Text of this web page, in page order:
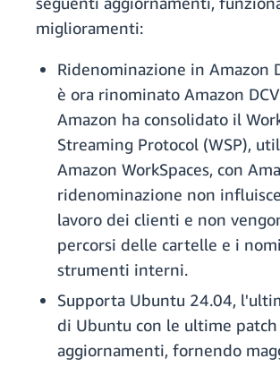
miglioramenti:
Ridenominazione in Amazon
è ora rinominato Amazon
Amazon ha consolidato il
Streaming Protocol (WSP),
Amazon WorkSpaces, con
ridenominazione non
lavoro dei clienti e non
percorsi delle cartelle e i
strumenti interni.
Supporta Ubuntu 24.04,
di Ubuntu con le ultime patch
aggiornamenti, fornendo